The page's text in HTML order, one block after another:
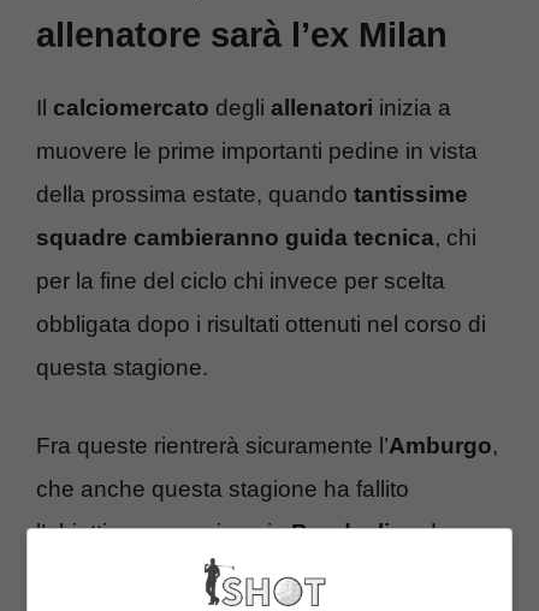
allenatore sarà l’ex Milan
Il calciomercato degli allenatori inizia a
muovere le prime importanti pedine in vista
della prossima estate, quando tantissime
squadre cambieranno guida tecnica, chi
per la fine del ciclo chi invece per scelta
obbligata dopo i risultati ottenuti nel corso di
questa stagione.
Fra queste rientrerà sicuramente l’Amburgo,
che anche questa stagione ha fallito
l’obiettivo promozione inBundesligadopo
che per gran parte del campionato si è